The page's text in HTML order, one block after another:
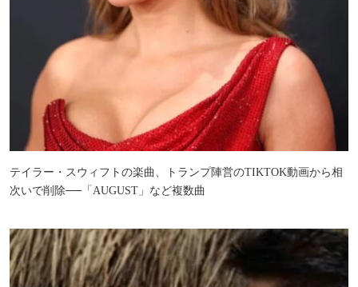
テイラー・スウィフトの楽曲、トランプ陣営のTIKTOK動画から相
次いで削除──「AUGUST」など複数曲